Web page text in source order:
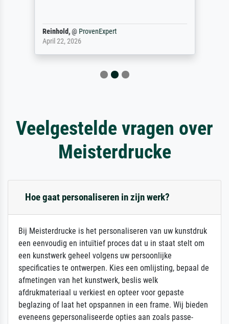
Reinhold,@ ProvenExpert
April 22, 2026
Veelgestelde vragen over
Meisterdrucke
Hoe gaat personaliseren in zijn werk?
Bij Meisterdrucke is het personaliseren van uw kunstdruk
een eenvoudig en intuïtief proces dat u in staat stelt om
een kunstwerk geheel volgens uw persoonlijke
specificaties te ontwerpen. Kies een omlijsting, bepaal de
afmetingen van het kunstwerk, beslis welk
afdrukmateriaal u verkiest en opteer voor gepaste
beglazing of laat het opspannen in een frame. Wij bieden
eveneens gepersonaliseerde opties aan zoals passe-